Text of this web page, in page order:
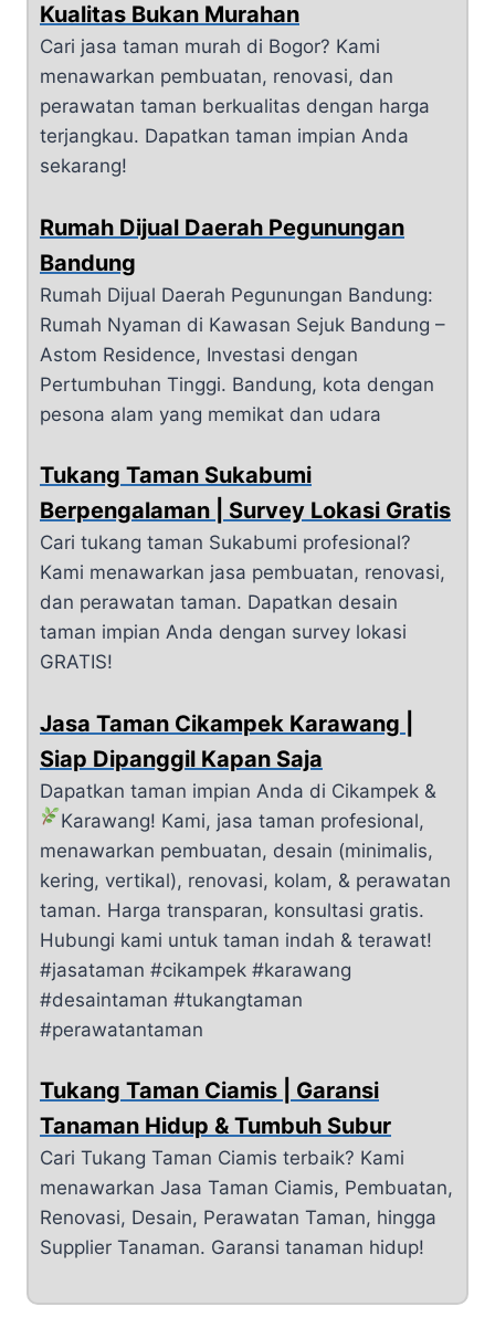
Kualitas Bukan Murahan
Cari jasa taman murah di Bogor? Kami
menawarkan pembuatan, renovasi, dan
perawatan taman berkualitas dengan harga
terjangkau. Dapatkan taman impian Anda
sekarang!
Rumah Dijual Daerah Pegunungan
Bandung
Rumah Dijual Daerah Pegunungan Bandung:
Rumah Nyaman di Kawasan Sejuk Bandung –
Astom Residence, Investasi dengan
Pertumbuhan Tinggi. Bandung, kota dengan
pesona alam yang memikat dan udara
Tukang Taman Sukabumi
Berpengalaman | Survey Lokasi Gratis
Cari tukang taman Sukabumi profesional?
Kami menawarkan jasa pembuatan, renovasi,
dan perawatan taman. Dapatkan desain
taman impian Anda dengan survey lokasi
GRATIS!
Jasa Taman Cikampek Karawang |
Siap Dipanggil Kapan Saja
Dapatkan taman impian Anda di Cikampek &
Karawang! Kami, jasa taman profesional,
menawarkan pembuatan, desain (minimalis,
kering, vertikal), renovasi, kolam, & perawatan
taman. Harga transparan, konsultasi gratis.
Hubungi kami untuk taman indah & terawat!
#jasataman #cikampek #karawang
#desaintaman #tukangtaman
#perawatantaman
Tukang Taman Ciamis | Garansi
Tanaman Hidup & Tumbuh Subur
Cari Tukang Taman Ciamis terbaik? Kami
menawarkan Jasa Taman Ciamis, Pembuatan,
Renovasi, Desain, Perawatan Taman, hingga
Supplier Tanaman. Garansi tanaman hidup!